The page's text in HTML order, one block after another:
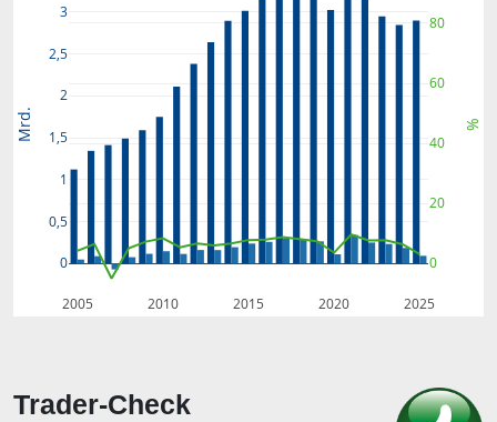
2005 2010 2015 2020 2025
0
0,5
1
1,5
2
2,5
3
0
20
40
60
80
Mrd. %
Trader-Check